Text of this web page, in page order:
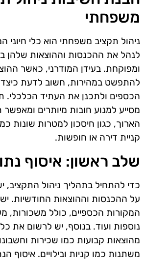
משפחתי
ניהול תקציב משפחתי הוא כלי
לנהל את ההכנסות וההוצאות שלהן
ומפוקחת. בעידן המודרני, כאשר
להתפשט במהירות, חשוב לדעת כיצד
הכספים ולתכנן את העתיד הכלכלי.
מסייע למנוע חובות מיותרים ומאפשר
הארוך, כגון חיסכון למטרות שונות
קניית דירה או חופשות.
שלב ראשון: איסוף
כדי להתחיל בתהליך ניהול התקציב,
על ההכנסות וההוצאות החודשיות.
המקורות הכספיים, כולל משכורות,
נוספות ועוד. בנוסף, יש לרשום את
מהוצאות קבועות כמו שכירות
משתנות כמו קניות ובילויים. איסוף